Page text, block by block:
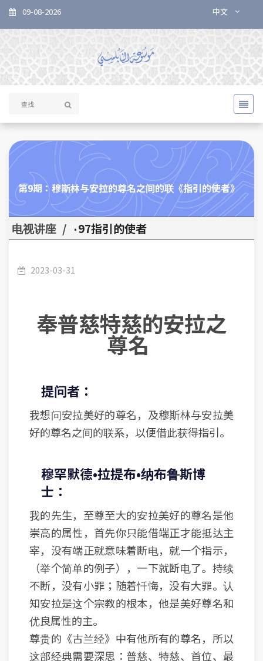
09-08-2026 中文
《指引的使者》第9期：穆斯林与安拉的尊名之间的联
系
电视讲座 / ٠97指引的使者
2023-03-31
奉普慈特慈的安拉之
尊名
提问者：
我想问安拉美好的尊名，及穆斯林与安拉美
好的尊名之间的联系，以便借此获得指引。
穆罕默德•拉提布•纳布鲁斯博
士：
我的先生，至尊至大的安拉美好的尊名是他
崇高的属性，首先你只能借端正才能抵达主
宰，没有端正就意味着断电，就一个指示，
（举个简单的例子），一下就断电了。持续
不断，没有小罪；随着忏悔，没有大罪。认
知安拉是这个宗教的根本，他是美好尊名和
优良属性的主。
尊贵的《古兰经》中有他所有的尊名，所以
这部经典需要深思：普慈、特慈、首位、最